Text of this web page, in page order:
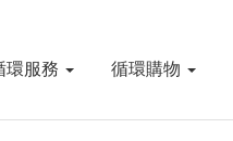
環服務 循環購物